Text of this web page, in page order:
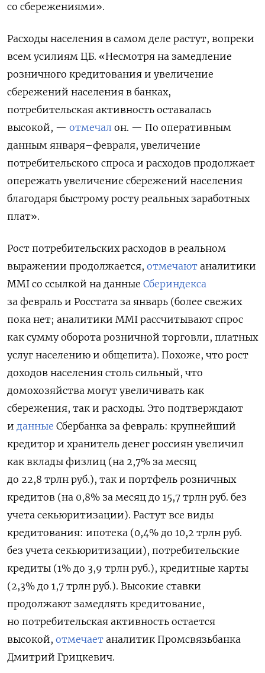
со сбережениями».
Расходы населения в самом деле растут, вопреки
всем усилиям ЦБ. «Несмотря на замедление
розничного кредитования и увеличение
сбережений населения в банках,
потребительская активность оставалась
высокой, — отмечал он. — По оперативным
данным января–февраля, увеличение
потребительского спроса и расходов продолжает
опережать увеличение сбережений населения
благодаря быстрому росту реальных заработных
плат».
Рост потребительских расходов в реальном
выражении продолжается, отмечают аналитики
MMI со ссылкой на данные Сбериндекса
за февраль и Росстата за январь (более свежих
пока нет; аналитики MMI рассчитывают спрос
как сумму оборота розничной торговли, платных
услуг населению и общепита). Похоже, что рост
доходов населения столь сильный, что
домохозяйства могут увеличивать как
сбережения, так и расходы. Это подтверждают
и данные Сбербанка за февраль: крупнейший
кредитор и хранитель денег россиян увеличил
как вклады физлиц (на 2,7% за месяц
до 22,8 трлн руб.), так и портфель розничных
кредитов (на 0,8% за месяц до 15,7 трлн руб. без
учета секьюритизации). Растут все виды
кредитования: ипотека (0,4% до 10,2 трлн руб.
без учета секьюритизации), потребительские
кредиты (1% до 3,9 трлн руб.), кредитные карты
(2,3% до 1,7 трлн руб.). Высокие ставки
продолжают замедлять кредитование,
но потребительская активность остается
высокой, отмечает аналитик Промсвязьбанка
Дмитрий Грицкевич.